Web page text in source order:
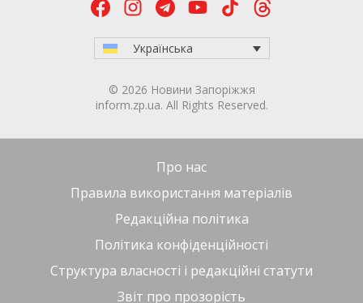
Українська
© 2026 Новини Запоріжжя
inform.zp.ua. All Rights Reserved.
Про нас
Правила використання матеріалів
Редакційна політика
Політика конфіденційності
Структура власності і редакційні статути
Звіт про прозорість